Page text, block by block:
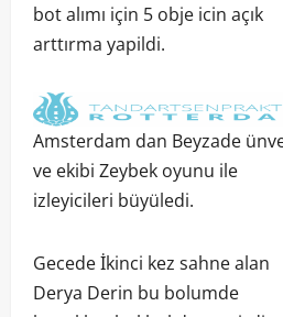
bot alımı için 5 obje icin açık
arttırma yapildi.
Amsterdam dan Beyzade
ve ekibi Zeybek oyunu ile
izleyicileri büyüledi.
Gecede İkinci kez sahne alan
Derya Derin bu bolumde